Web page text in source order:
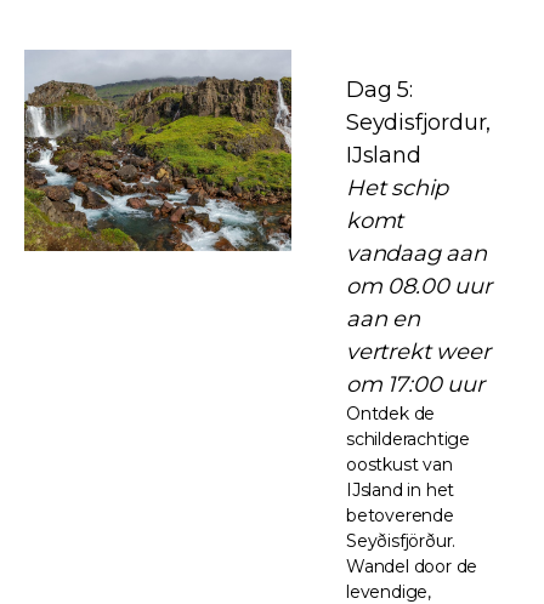
Dag 5:
Seydisfjordur,
IJsland
Het schip
komt
vandaag aan
om 08.00 uur
aan en
vertrekt weer
om 17:00 uur
Ontdek de
schilderachtige
oostkust van
IJsland in het
betoverende
Seyðisfjörður.
Wandel door de
levendige,